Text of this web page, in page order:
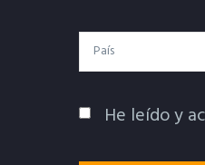
País
Política De
He leído y